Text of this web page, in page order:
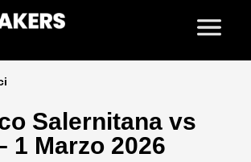
Salernitana vs
1 Marzo 2026